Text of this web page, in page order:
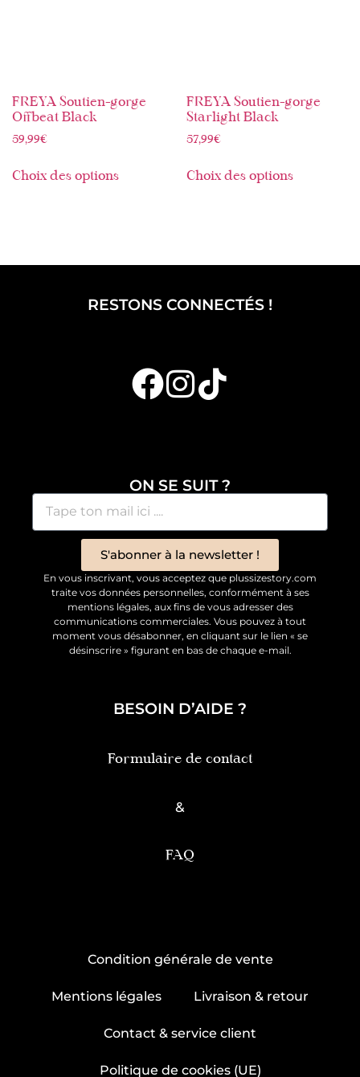
FREYA Soutien-gorge
Offbeat Black
59,99€
Choix des options
FREYA Soutien-gorge
Starlight Black
57,99€
Choix des options
RESTONS CONNECTÉS !
ON SE SUIT ?
S'abonner à la newsletter !
En vous inscrivant, vous acceptez que plussizestory.com
traite vos données personnelles, conformément à ses
mentions légales, aux fins de vous adresser des
communications commerciales. Vous pouvez à tout
moment vous désabonner, en cliquant sur le lien « se
désinscrire » figurant en bas de chaque e-mail.
BESOIN D’AIDE ?
Formulaire de contact
&
FAQ
Condition générale de vente
Mentions légales Livraison & retour
Contact & service client
Politique de cookies (UE)